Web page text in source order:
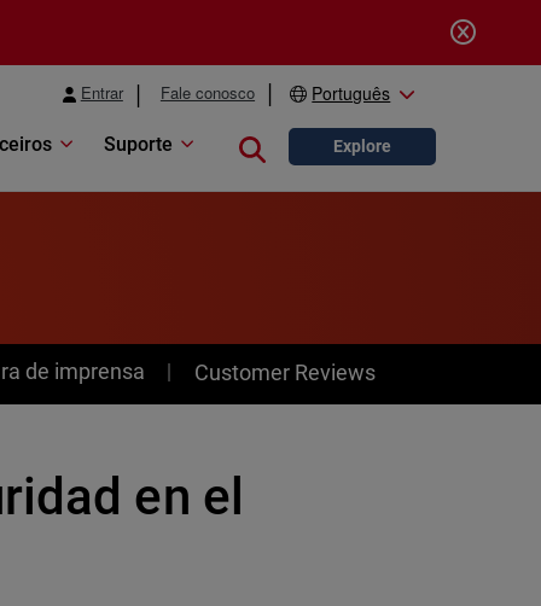
Entrar Fale conosco Português
Suporte Close search
Explore
de imprensa Customer Reviews
en el